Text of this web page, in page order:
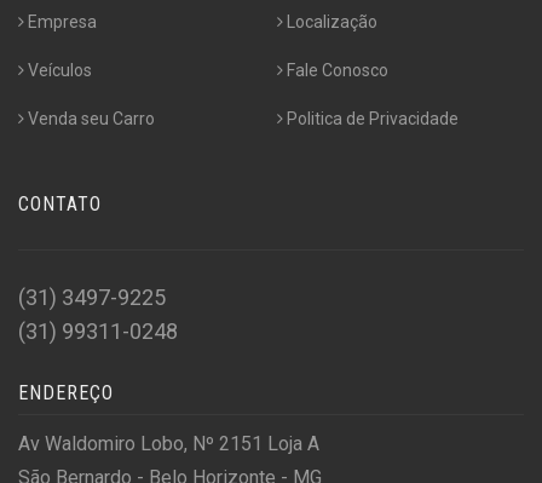
Empresa
Veículos
Venda seu Carro
Localização
Fale Conosco
Politica de Privacidade
CONTATO
(31) 3497-9225
(31) 99311-0248
ENDEREÇO
Av Waldomiro Lobo, Nº 2151 Loja A
São Bernardo - Belo Horizonte - MG